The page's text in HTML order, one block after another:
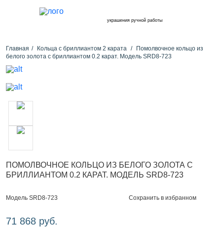
украшения ручной работы
Главная Кольца с бриллиантом 2 карата
Помолвочное кольцо из
белого золота с бриллиантом 0.2 карат. Модель SRD8-723
ПОМОЛВОЧНОЕ КОЛЬЦО ИЗ БЕЛОГО ЗОЛОТА С
БРИЛЛИАНТОМ 0.2 КАРАТ. МОДЕЛЬ SRD8-723
Модель SRD8-723 Сохранить в избранном
71 868 руб.